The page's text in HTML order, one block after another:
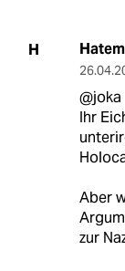
H Hatem
@joka
Ihr
Aber
zur